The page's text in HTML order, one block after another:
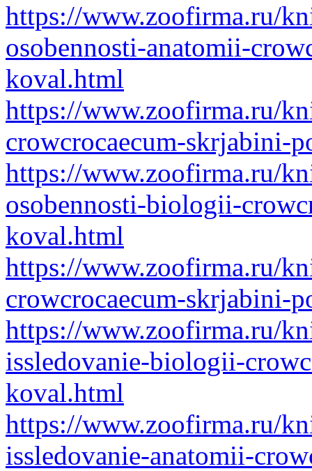
https://www.zoofirma.ru/
osobennosti-anatomii-
koval.html
https://www.zoofirma.ru/
crowcrocaecum-skrjabini-
https://www.zoofirma.ru/
osobennosti-biologii-
koval.html
https://www.zoofirma.ru/
crowcrocaecum-skrjabini-
https://www.zoofirma.ru/
issledovanie-biologii-
koval.html
https://www.zoofirma.ru/
issledovanie-anatomii-